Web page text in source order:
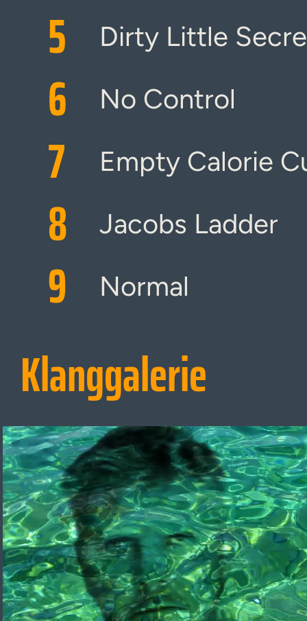
5 Dirty Little
6 No Control
7 Empty Calorie
8 Jacobs Ladder
9 Normal
Klanggalerie